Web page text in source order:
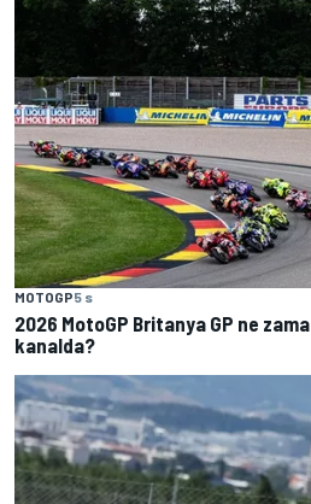
MOTOGP5 s
2026 MotoGP Britanya GP ne
kanalda?